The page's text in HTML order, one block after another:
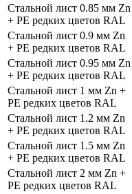
Стальной лист 0.85 мм Zn
+ PE редких цветов RAL
Стальной лист 0.9 мм Zn
+ PE редких цветов RAL
Стальной лист 0.95 мм Zn
+ PE редких цветов RAL
Стальной лист 1 мм Zn +
PE редких цветов RAL
Стальной лист 1.2 мм Zn
+ PE редких цветов RAL
Стальной лист 1.5 мм Zn
+ PE редких цветов RAL
Стальной лист 2 мм Zn +
PE редких цветов RAL